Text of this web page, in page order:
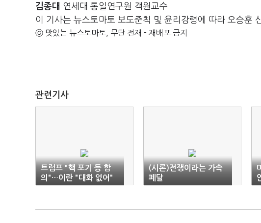
김종대 연세대 통일연구원 객원교수
이 기사는 뉴스토마토 보도준칙 및 윤리강령에 따라 오승훈
ⓒ 맛있는 뉴스토마토, 무단 전재 - 재배포 금지
관련기사
트럼프 "핵 포기 등 합
의"…이란 "대화 없어"
(시론)전쟁이라는 가속
페달